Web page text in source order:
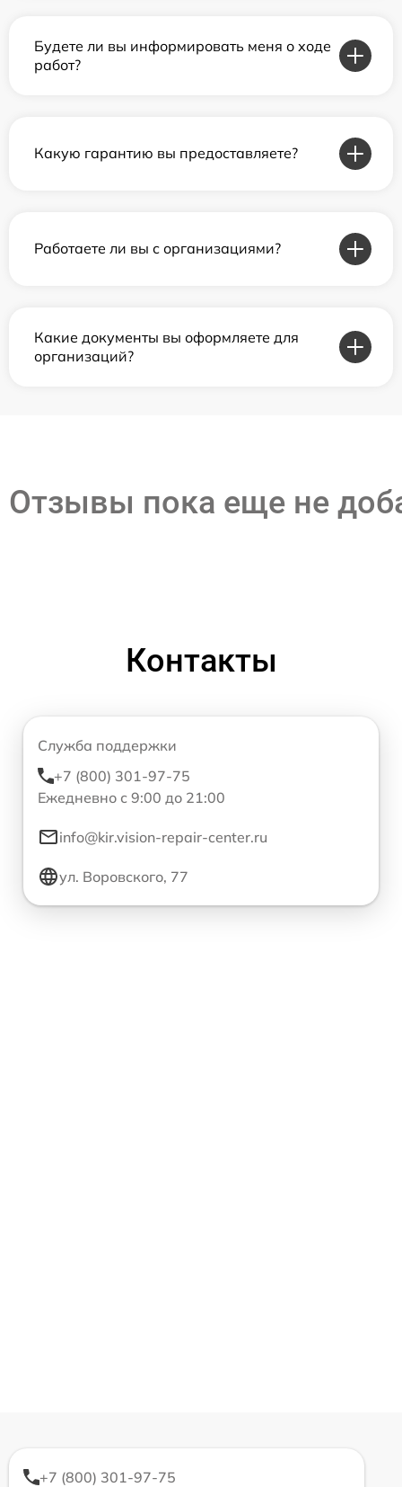
Будете ли вы информировать меня о ходе
работ?
Какую гарантию вы предоставляете?
Работаете ли вы с организациями?
Какие документы вы оформляете для
организаций?
Отзывы пока еще не
Контакты
Служба поддержки
+7 (800) 301-97-75
Ежедневно с 9:00 до 21:00
info@kir.vision-repair-center.ru
ул. Воровского, 77
+7 (800) 301-97-75